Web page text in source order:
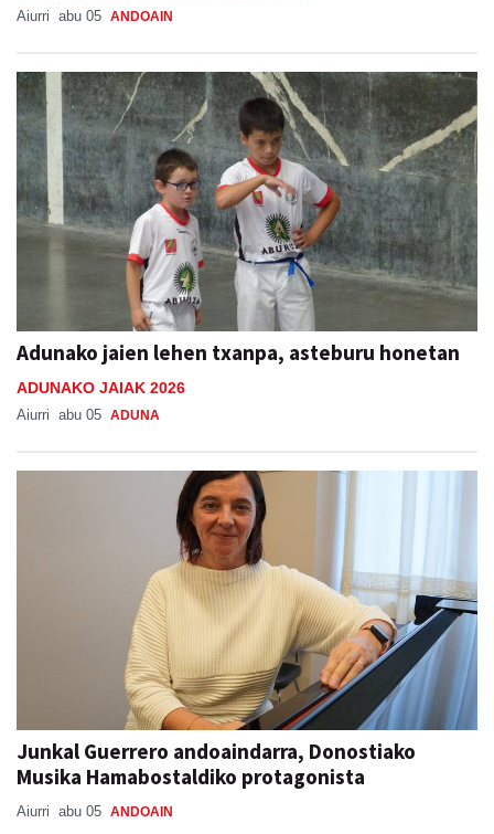
Aiurri abu 05 ANDOAIN
Adunako jaien lehen txanpa, asteburu honetan
ADUNAKO JAIAK 2026
Aiurri abu 05 ADUNA
Junkal Guerrero andoaindarra, Donostiako
Musika Hamabostaldiko protagonista
Aiurri abu 05 ANDOAIN